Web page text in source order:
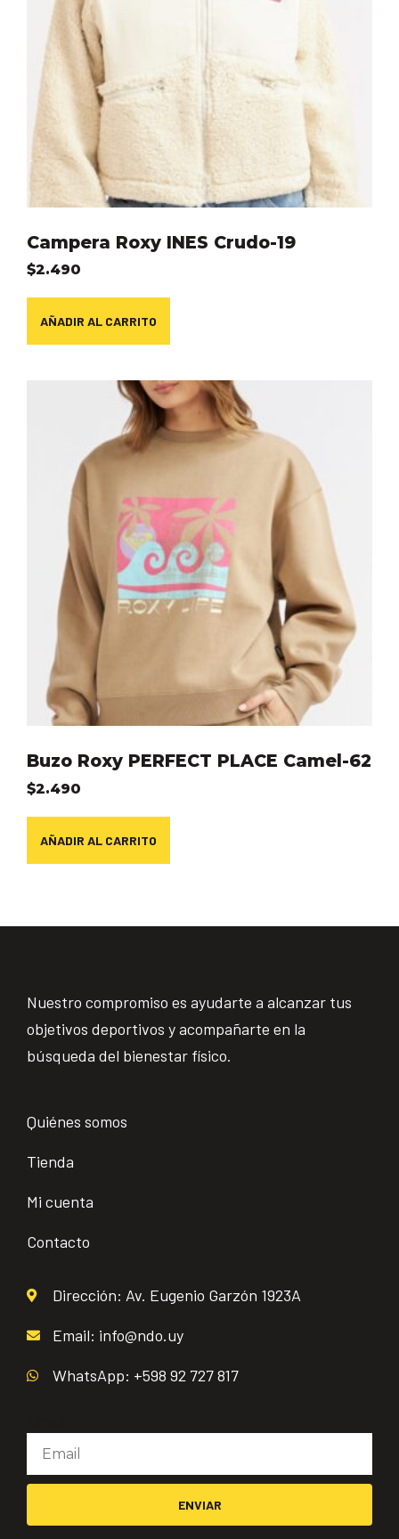
Campera Roxy INES Crudo-19
$2.490
AÑADIR AL CARRITO
Buzo Roxy PERFECT PLACE Camel-62
$2.490
AÑADIR AL CARRITO
Nuestro compromiso es ayudarte a alcanzar tus
objetivos deportivos y acompañarte en la
búsqueda del bienestar físico.
Quiénes somos
Tienda
Mi cuenta
Contacto
Dirección: Av. Eugenio Garzón 1923A
Email: info@ndo.uy
WhatsApp: +598 92 727 817
ENVIAR